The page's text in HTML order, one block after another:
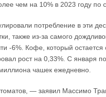
чем на 10% в 2023 году по
потребление в эти
также из-за самого
-6%. Кофе, который
рост на 0,33%. С января
чашек ежедневно.
— заявил Массимо